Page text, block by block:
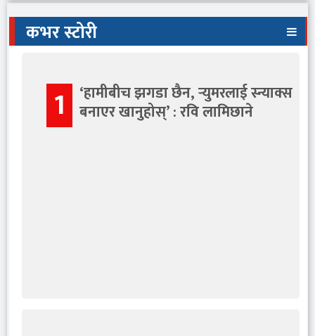
कभर स्टोरी
1 ‘हामीबीच झगडा छैन, र्‍युमरलाई स्न्याक्स
बनाएर खानुहोस्’ : रवि लामिछाने